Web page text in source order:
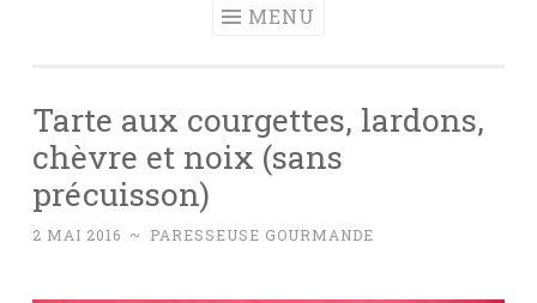
MENU
Tarte aux courgettes, lardons,
chèvre et noix (sans
précuisson)
2 MAI 2016 ~ PARESSEUSE GOURMANDE